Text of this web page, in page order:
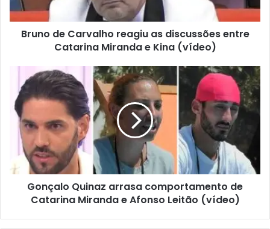
Bruno de Carvalho reagiu as discussões entre
Catarina Miranda e Kina (vídeo)
Gonçalo Quinaz arrasa comportamento de
Catarina Miranda e Afonso Leitão (vídeo)